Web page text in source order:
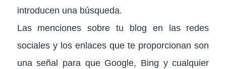
introducen una búsqueda.
Las menciones sobre tu blog en las redes
sociales y los enlaces que te proporcionan son
una señal para que Google, Bing y cualquier